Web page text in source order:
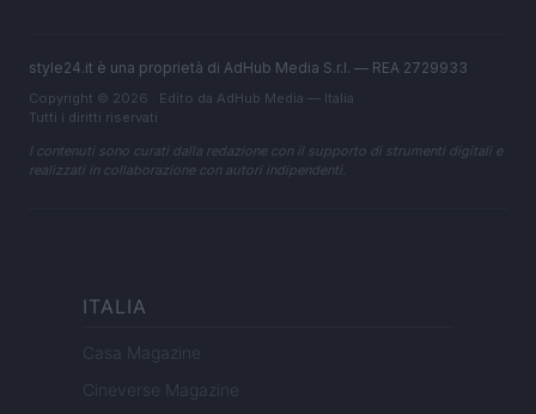
style24.it è una proprietà di AdHub Media S.r.l. — REA 2729933
Copyright © 2026 · Edito da AdHub Media — Italia
Tutti i diritti riservati
I contenuti sono curati dalla redazione con il supporto di strumenti digitali e
realizzati in collaborazione con autori indipendenti.
ITALIA
Casa Magazine
Cineverse Magazine